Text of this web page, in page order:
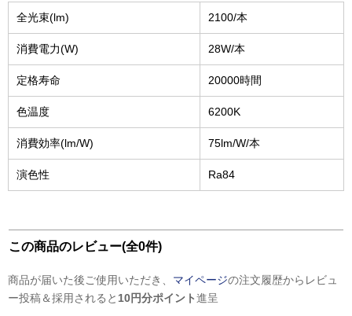
全光束(lm)
2100/本
消費電力(W) 28W/本
定格寿命 20000時間
色温度 6200K
消費効率(lm/W) 75lm/W/本
演色性 Ra84
この商品のレビュー(全0件)
商品が届いた後ご使用いただき、 マイページの注文履歴からレビュ
ー投稿＆採用されると 10円分ポイント進呈